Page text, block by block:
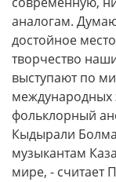
аналогам.
достойное
творчество
выступают по
международных
фольклорный
Кыдырали
музыкантам
мире, - считает